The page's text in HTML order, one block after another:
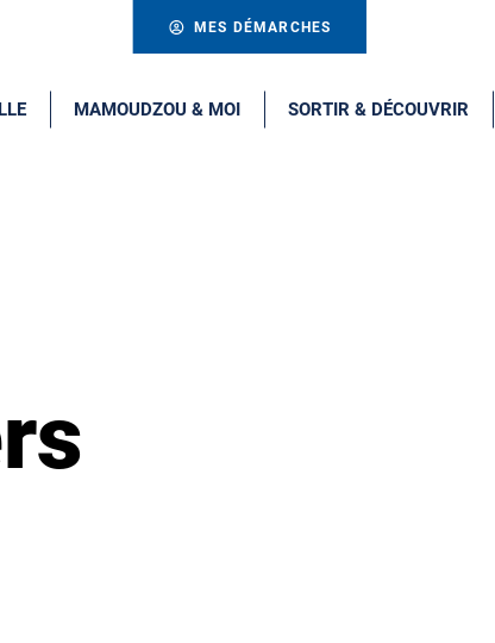
MES DÉMARCHES
MAMOUDZOU & MOI SORTIR & DÉCOUVRIR